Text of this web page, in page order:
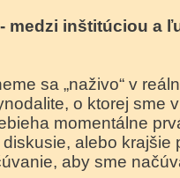
medzi inštitúciou a
sa „naživo“ v
o ktorej sme
momentálne
alebo krajšie
aby sme